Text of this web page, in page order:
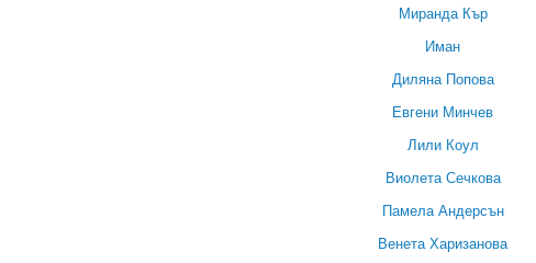
Миранда Кър
Иман
Диляна Попова
Евгени Минчев
Лили Коул
Виолета Сечкова
Памела Андерсън
Венета Харизанова